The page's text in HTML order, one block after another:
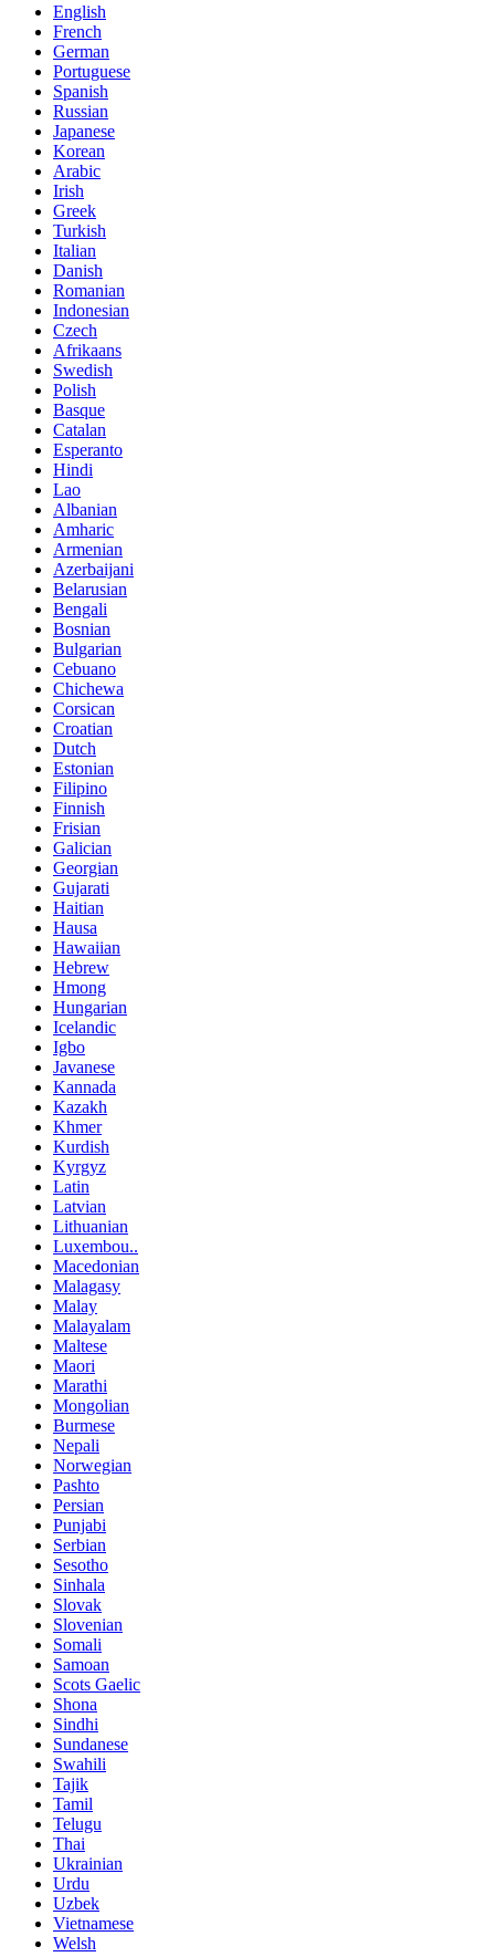
English
French
German
Portuguese
Spanish
Russian
Japanese
Korean
Arabic
Irish
Greek
Turkish
Italian
Danish
Romanian
Indonesian
Czech
Afrikaans
Swedish
Polish
Basque
Catalan
Esperanto
Hindi
Lao
Albanian
Amharic
Armenian
Azerbaijani
Belarusian
Bengali
Bosnian
Bulgarian
Cebuano
Chichewa
Corsican
Croatian
Dutch
Estonian
Filipino
Finnish
Frisian
Galician
Georgian
Gujarati
Haitian
Hausa
Hawaiian
Hebrew
Hmong
Hungarian
Icelandic
Igbo
Javanese
Kannada
Kazakh
Khmer
Kurdish
Kyrgyz
Latin
Latvian
Lithuanian
Luxembou..
Macedonian
Malagasy
Malay
Malayalam
Maltese
Maori
Marathi
Mongolian
Burmese
Nepali
Norwegian
Pashto
Persian
Punjabi
Serbian
Sesotho
Sinhala
Slovak
Slovenian
Somali
Samoan
Scots Gaelic
Shona
Sindhi
Sundanese
Swahili
Tajik
Tamil
Telugu
Thai
Ukrainian
Urdu
Uzbek
Vietnamese
Welsh